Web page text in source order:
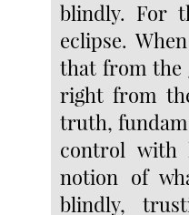
blindly. For
eclipse.
that from the
right from
truth,
control with
notion of
blindly,